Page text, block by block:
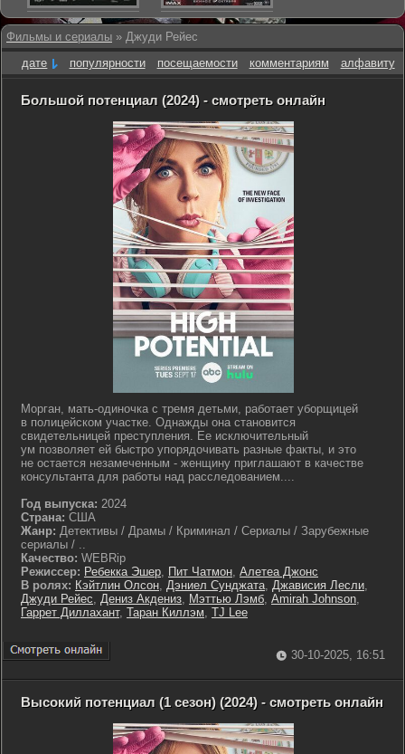
Фильмы и сериалы » Джуди Рейес
дате
популярности посещаемости комментариям алфавиту
Большой потенциал (2024) - смотреть онлайн
Морган, мать-одиночка с тремя детьми, работает уборщицей
в полицейском участке. Однажды она становится
свидетельницей преступления. Ее исключительный
ум позволяет ей быстро упорядочивать разные факты, и это
не остается незамеченным - женщину приглашают в качестве
консультанта для работы над расследованием....
Год выпуска: 2024
Страна: США
Жанр: Детективы / Драмы / Криминал / Сериалы / Зарубежные
сериалы / ..
Качество: WEBRip
Режиссер: Ребекка Эшер, Пит Чатмон, Алетеа Джонс
В ролях: Кэйтлин Олсон, Дэниел Сунджата, Джависия Лесли,
Джуди Рейес, Дениз Акдениз, Мэттью Лэмб, Amirah Johnson,
Гаррет Диллахант, Таран Киллэм, TJ Lee
30-10-2025, 16:51
Высокий потенциал (1 сезон) (2024) - смотреть онлайн